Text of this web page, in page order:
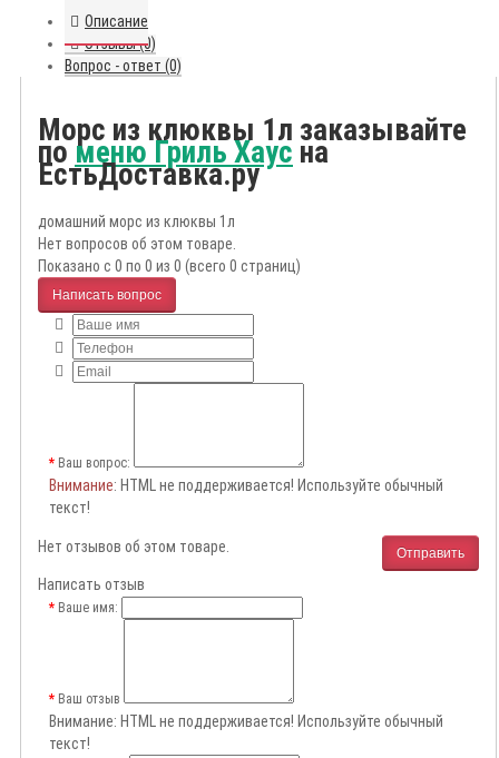
Описание
Отзывы (0)
Вопрос - ответ (0)
Морс из клюквы 1л заказывайте
поменю Гриль Хаус на
ЕстьДоставка.ру
домашний морс из клюквы 1л
Нет вопросов об этом товаре.
Показано с 0 по 0 из 0 (всего 0 страниц)
Написать вопрос
Ваш вопрос:
Внимание: HTML не поддерживается! Используйте обычный
текст!
Отправить
Нет отзывов об этом товаре.
Написать отзыв
Ваше имя:
Ваш отзыв
Внимание: HTML не поддерживается! Используйте обычный
текст!